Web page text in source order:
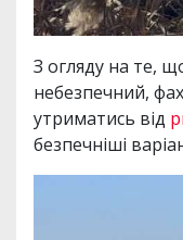
З огляду на те,
небезпечний,
утриматись від
безпечніші